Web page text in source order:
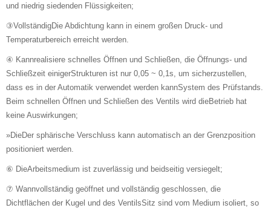
und niedrig siedenden Flüssigkeiten;
③VollständigDie Abdichtung kann in einem großen Druck- und
Temperaturbereich erreicht werden.
④ Kannrealisiere schnelles Öffnen und Schließen, die Öffnungs- und
Schließzeit einigerStrukturen ist nur 0,05 ~ 0,1s, um sicherzustellen,
dass es in der Automatik verwendet werden kannSystem des Prüfstands.
Beim schnellen Öffnen und Schließen des Ventils wird dieBetrieb hat
keine Auswirkungen;
»DieDer sphärische Verschluss kann automatisch an der Grenzposition
positioniert werden.
⑥ DieArbeitsmedium ist zuverlässig und beidseitig versiegelt;
⑦ Wannvollständig geöffnet und vollständig geschlossen, die
Dichtflächen der Kugel und des VentilsSitz sind vom Medium isoliert, so